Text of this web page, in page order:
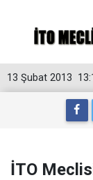
13 Şubat 2013
İTO